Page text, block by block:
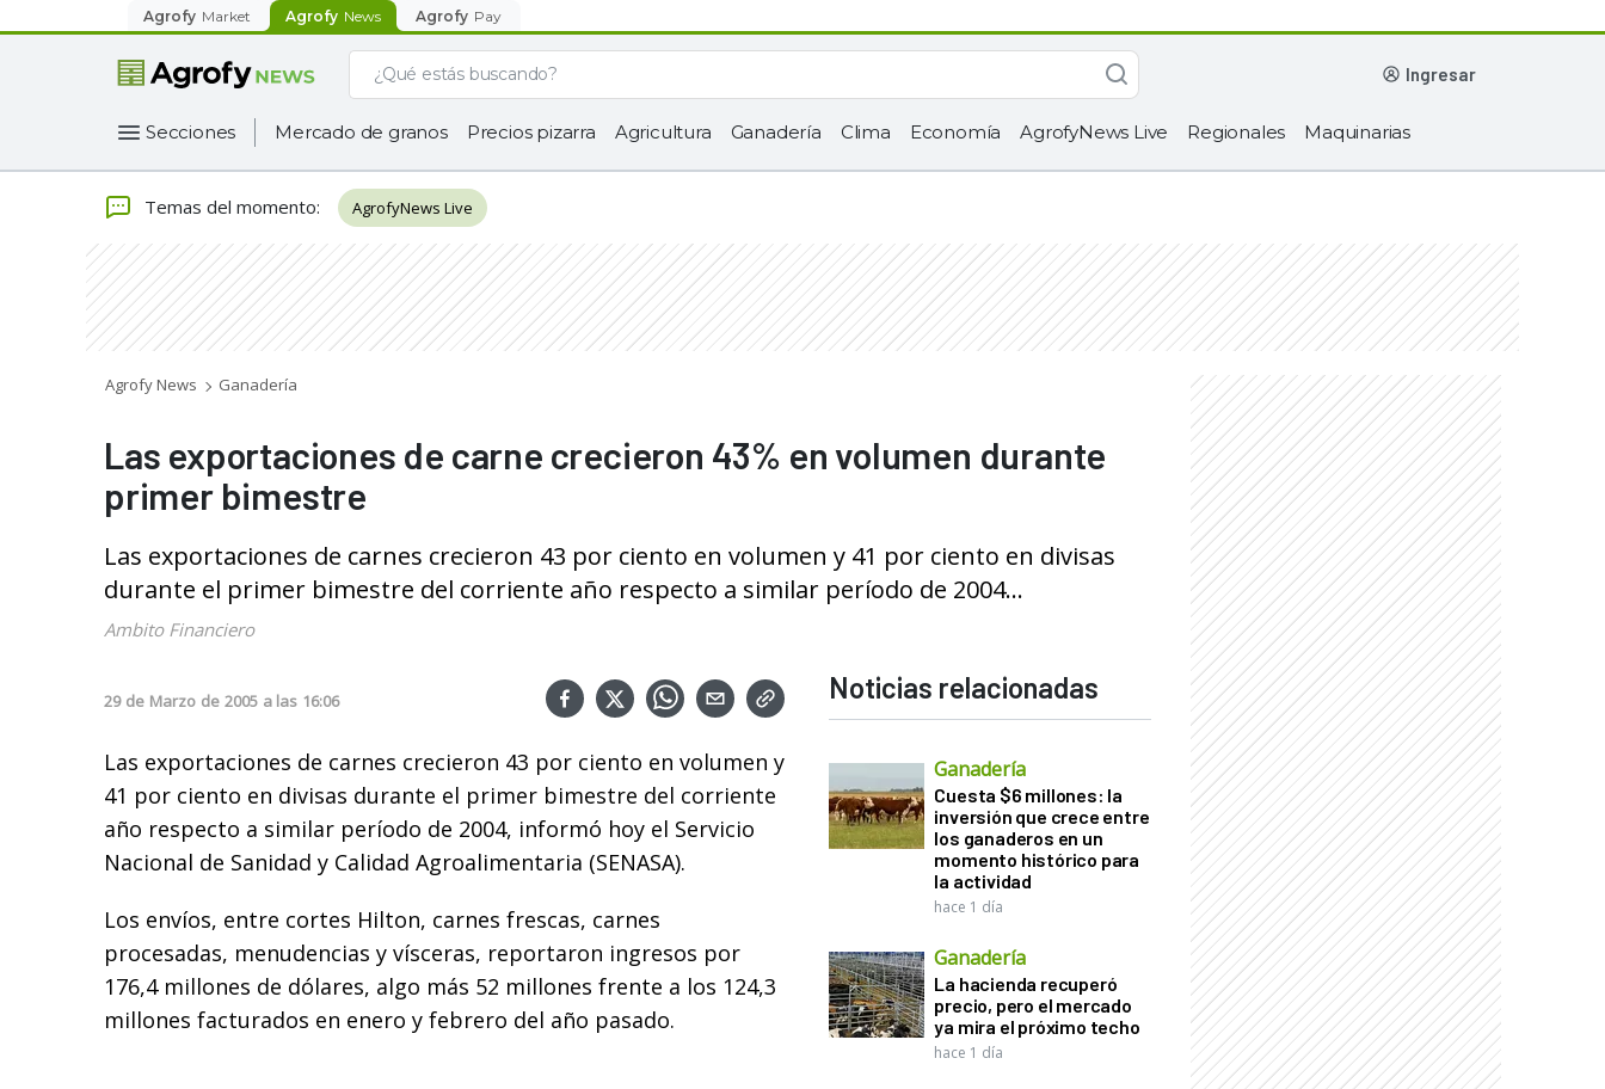
Agrofy Market Agrofy News Agrofy Pay
ingresar
Secciones Mercado de granos Precios pizarra Agricultura Ganadería Clima Economía AgrofyNews Live Regionales Maquinarias
Temas del momento: AgrofyNews Live
Agrofy News Ganadería
Las exportaciones de carne crecieron 43% en volumen durante
primer bimestre
Las exportaciones de carnes crecieron 43 por ciento en volumen y 41 por ciento en divisas
durante el primer bimestre del corriente año respecto a similar período de 2004...
Ambito Financiero
29 de Marzo de 2005 a las 16:06
Las exportaciones de carnes crecieron 43 por ciento en volumen y
41 por ciento en divisas durante el primer bimestre del corriente
año respecto a similar período de 2004, informó hoy el Servicio
Nacional de Sanidad y Calidad Agroalimentaria (SENASA).
Los envíos, entre cortes Hilton, carnes frescas, carnes
procesadas, menudencias y vísceras, reportaron ingresos por
176,4 millones de dólares, algo más 52 millones frente a los 124,3
millones facturados en enero y febrero del año pasado.
Noticias relacionadas
Ganadería
Cuesta $6 millones: la
inversión que crece entre
los ganaderos en un
momento histórico para
la actividad
hace 1 día
Ganadería
La hacienda recuperó
precio, pero el mercado
ya mira el próximo techo
hace 1 día